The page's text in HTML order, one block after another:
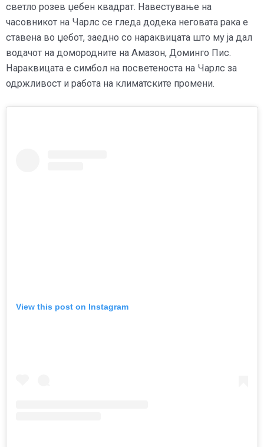
светло розев џебен квадрат. Навестување на
часовникот на Чарлс се гледа додека неговата рака е
ставена во џебот, заедно со нараквицата што му ја дал
водачот на домородните на Амазон, Доминго Пис.
Нараквицата е симбол на посветеноста на Чарлс за
одржливост и работа на климатските промени.
View this post on Instagram